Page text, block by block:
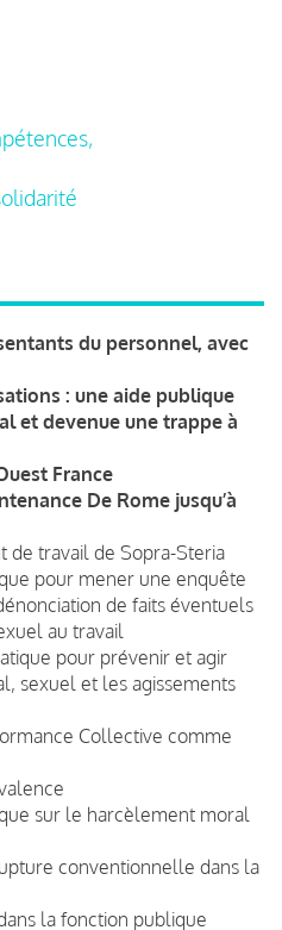
du personnel, avec
: une aide publique
et devenue une trappe à
France
De Rome jusqu’à
de travail de Sopra-Steria
pour mener une enquête
de faits éventuels
au travail
pour prévenir et agir
sexuel et les agissements
Collective comme
sur le harcèlement moral
conventionnelle dans la
la fonction publique